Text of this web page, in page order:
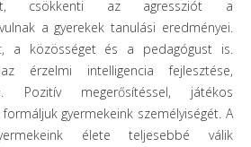
csökkenti az agressziót a
a gyerekek tanulási eredményei.
a közösséget és a pedagógust is.
érzelmi intelligencia fejlesztése,
Pozitív megerősítéssel, játékos
gyermekeink személyiségét. A
élete teljesebbé válik